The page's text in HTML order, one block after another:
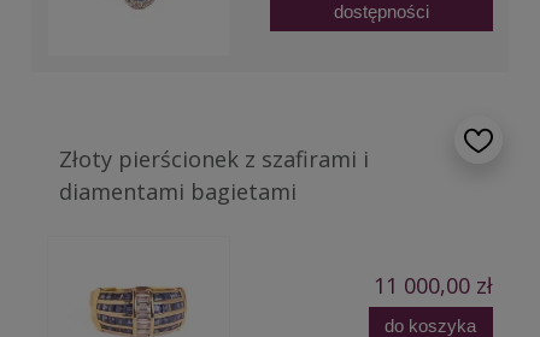
dostępności
Złoty pierścionek z szafirami i
diamentami bagietami
11 000,00 zł
do koszyka